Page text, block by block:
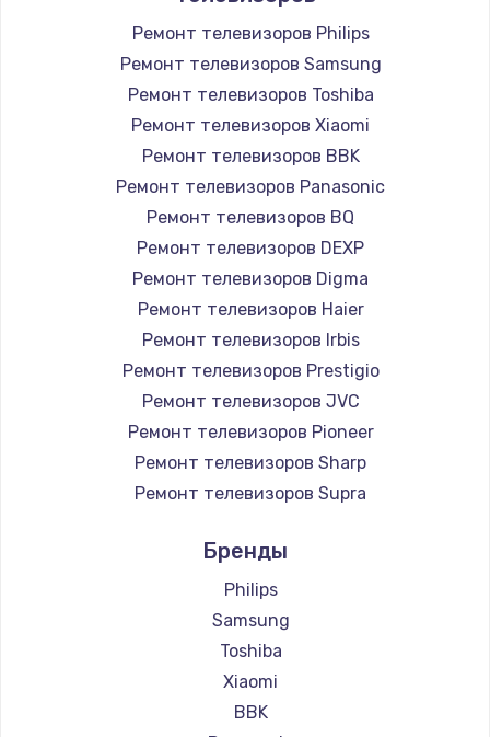
Замена Bluetooth/Wi-Fi модуля
Заказать
Замена картридера
890 руб.
Заказать
Замена микросхемы NFC
1100 руб.
Заказать
Замена шим-контроллера
Заказать
Настройка Wi-Fi
1030 руб.
Заказать
Ремонт телевизоров Philips
Ремонт телевизоров Samsung
Ремонт телевизоров Toshiba
Ремонт телевизоров Xiaomi
Ремонт телевизоров BBK
Ремонт телевизоров Panasonic
Ремонт телевизоров BQ
Ремонт телевизоров DEXP
Ремонт телевизоров Digma
Ремонт телевизоров Haier
Ремонт телевизоров Irbis
Ремонт телевизоров Prestigio
Ремонт телевизоров JVC
Ремонт телевизоров Pioneer
Ремонт телевизоров Sharp
Ремонт телевизоров Supra
Ремонт телевизоров Hisense
Ремонт телевизоров Daewoo
Ремонт телевизоров Centek
Ремонт телевизоров Telefunken
Ремонт телевизоров Hyundai
Ремонт телевизоров Doffler
Бренды
Philips
Samsung
Toshiba
Xiaomi
BBK